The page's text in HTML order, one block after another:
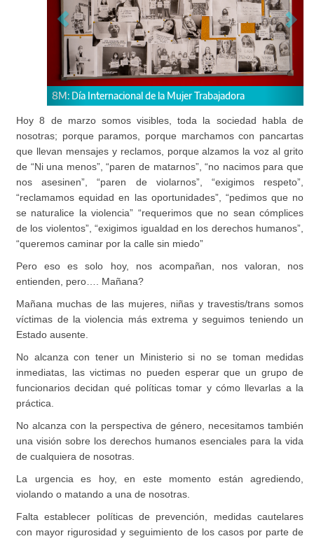
8M: Día Internacional de la Mujer Trabajadora
Hoy 8 de marzo somos visibles, toda la sociedad habla de
nosotras; porque paramos, porque marchamos con pancartas
que llevan mensajes y reclamos, porque alzamos la voz al grito
de “Ni una menos”, “paren de matarnos”, “no nacimos para que
nos asesinen”, “paren de violarnos”, “exigimos respeto”,
“reclamamos equidad en las oportunidades”, “pedimos que no
se naturalice la violencia” “requerimos que no sean cómplices
de los violentos”, “exigimos igualdad en los derechos humanos”,
“queremos caminar por la calle sin miedo”
Pero eso es solo hoy, nos acompañan, nos valoran, nos
entienden, pero…. Mañana?
Mañana muchas de las mujeres, niñas y travestis/trans somos
víctimas de la violencia más extrema y seguimos teniendo un
Estado ausente.
No alcanza con tener un Ministerio si no se toman medidas
inmediatas, las victimas no pueden esperar que un grupo de
funcionarios decidan qué políticas tomar y cómo llevarlas a la
práctica.
No alcanza con la perspectiva de género, necesitamos también
una visión sobre los derechos humanos esenciales para la vida
de cualquiera de nosotras.
La urgencia es hoy, en este momento están agrediendo,
violando o matando a una de nosotras.
Falta establecer políticas de prevención, medidas cautelares
con mayor rigurosidad y seguimiento de los casos por parte de